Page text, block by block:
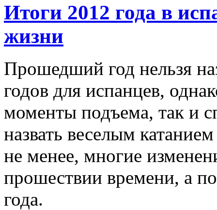
Итоги 2012 года в
жизни
Прошедший год нельзя
годов для испанцев,
моменты подъема, так и
назвать веселым
не менее, многие
прошествии времени, а
года.